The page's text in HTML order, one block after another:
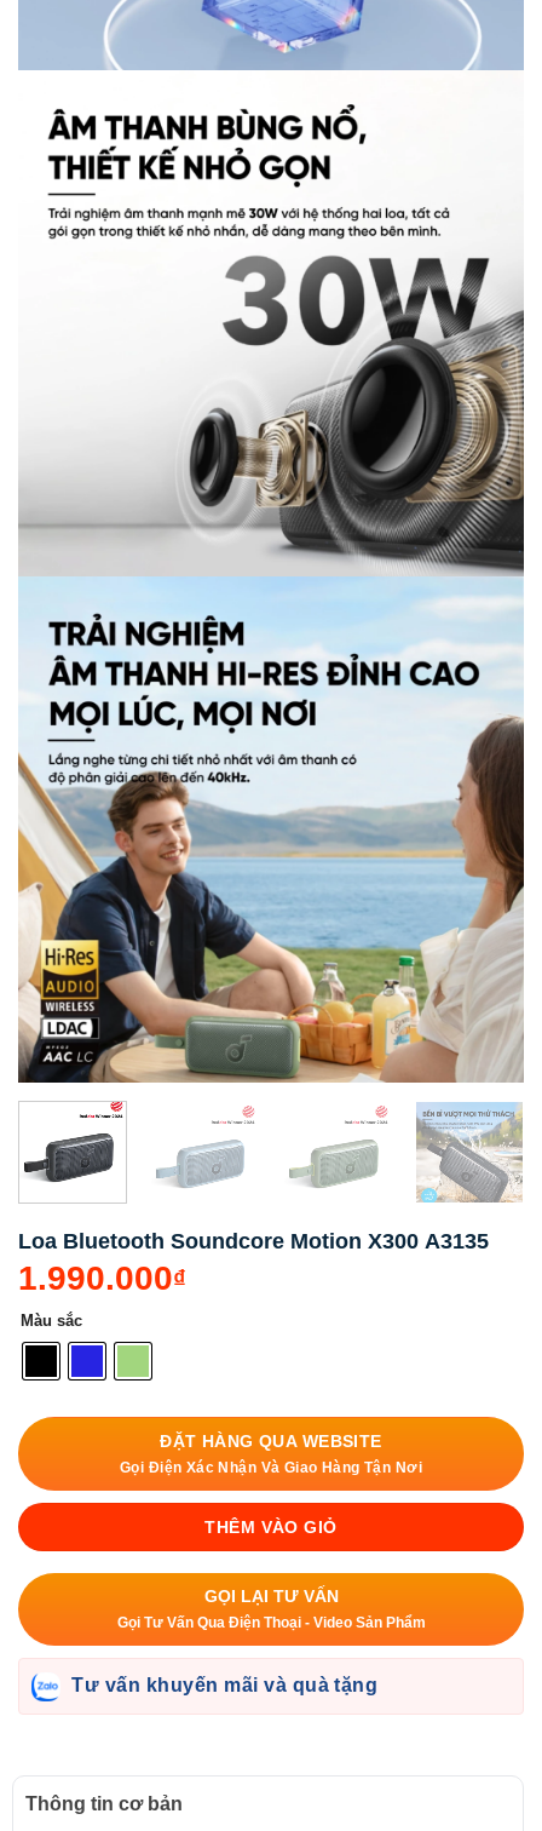
Loa Bluetooth Soundcore Motion X300 A3135
1.990.000₫
Màu sắc
ĐẶT HÀNG QUA WEBSITE
Gọi Điện Xác Nhận Và Giao Hàng Tận Nơi
THÊM VÀO GIỎ
Tư vấn khuyến mãi và quà tặng
GỌI LẠI TƯ VẤN
Gọi Tư Vấn Qua Điện Thoại - Video Sản Phẩm
Thông tin cơ bản